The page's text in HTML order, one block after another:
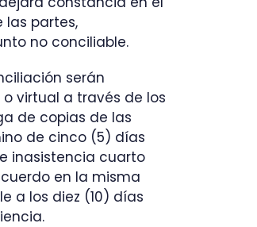
las partes,
no conciliable.
serán
virtual a través de los
de copias de las
de cinco (5) días
inasistencia cuarto
en la misma
a los diez (10) días